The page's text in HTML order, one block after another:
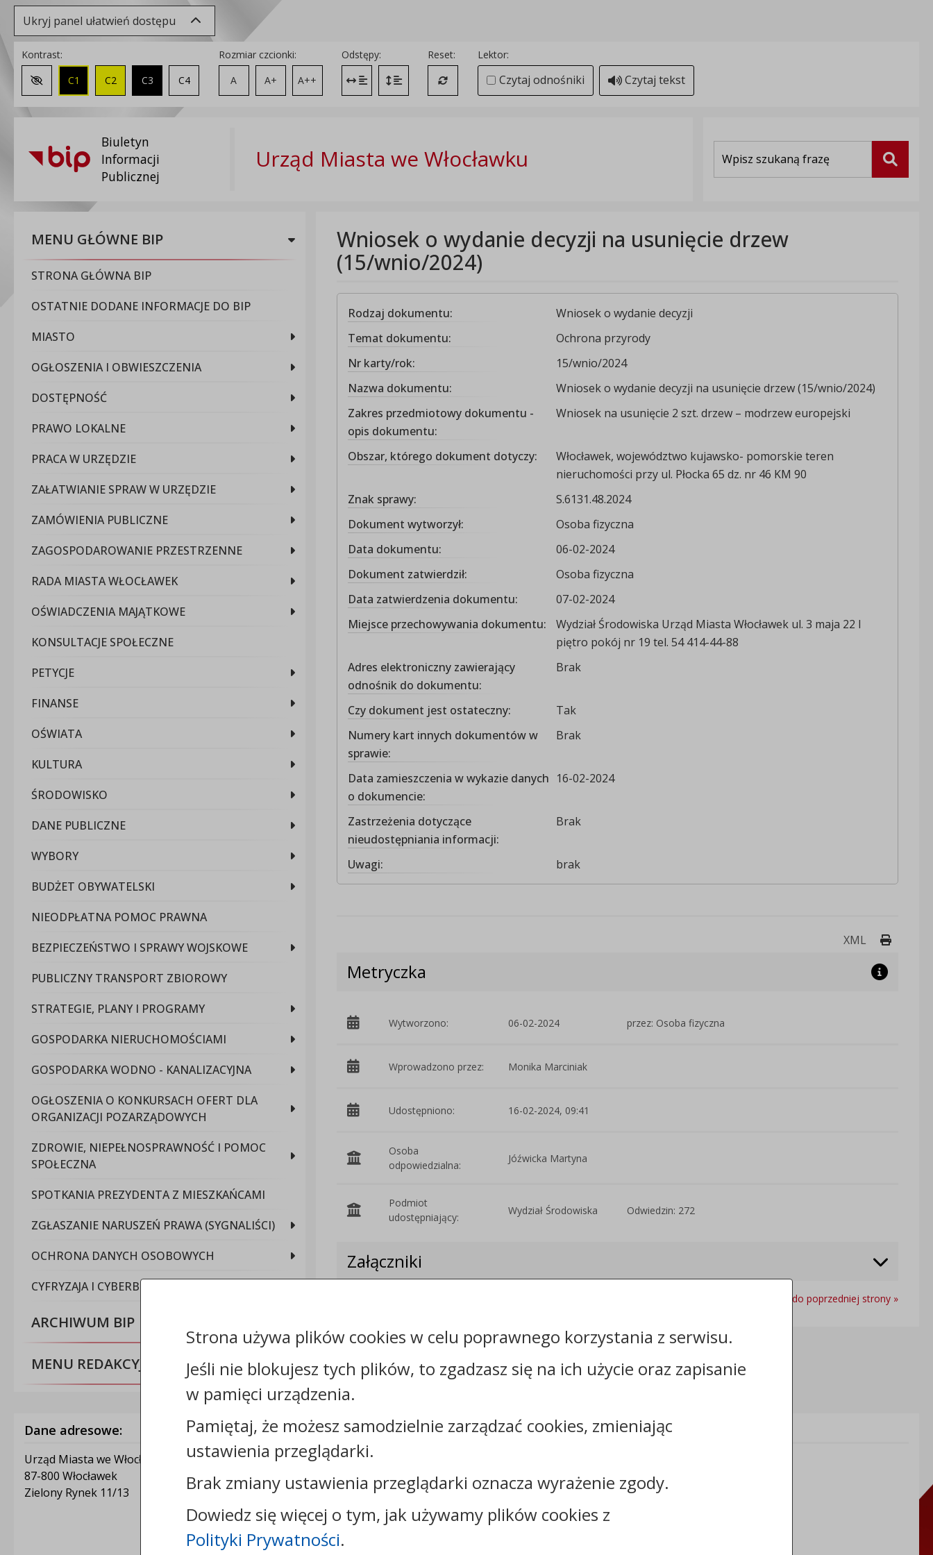
Ukryj panel ułatwień dostępu
Kontrast:
Zmień kontrast na domyślny
C1 C2 C3 C4
Rozmiar czcionki:
A
A+ A++
Odstępy:
Zmień odstęp między literami
Zmień interlinię i margines między paragrafami
Reset:
Przywróć ustawienia domyślne
Lektor:
Czytaj odnośniki Czytaj tekst
Biuletyn
Informacji
Publicznej
Urząd Miasta we Włocławku Szukaj
MENU GŁÓWNE BIP
STRONA GŁÓWNA BIP
OSTATNIE DODANE INFORMACJE DO BIP
MIASTO
OGŁOSZENIA I OBWIESZCZENIA
DOSTĘPNOŚĆ
PRAWO LOKALNE
PRACA W URZĘDZIE
ZAŁATWIANIE SPRAW W URZĘDZIE
ZAMÓWIENIA PUBLICZNE
ZAGOSPODAROWANIE PRZESTRZENNE
RADA MIASTA WŁOCŁAWEK
OŚWIADCZENIA MAJĄTKOWE
KONSULTACJE SPOŁECZNE
PETYCJE
FINANSE
OŚWIATA
KULTURA
ŚRODOWISKO
DANE PUBLICZNE
WYBORY
BUDŻET OBYWATELSKI
NIEODPŁATNA POMOC PRAWNA
BEZPIECZEŃSTWO I SPRAWY WOJSKOWE
PUBLICZNY TRANSPORT ZBIOROWY
STRATEGIE, PLANY I PROGRAMY
GOSPODARKA NIERUCHOMOŚCIAMI
GOSPODARKA WODNO - KANALIZACYJNA
OGŁOSZENIA O KONKURSACH OFERT DLA
ORGANIZACJI POZARZĄDOWYCH
ZDROWIE, NIEPEŁNOSPRAWNOŚĆ I POMOC
SPOŁECZNA
SPOTKANIA PREZYDENTA Z MIESZKAŃCAMI
ZGŁASZANIE NARUSZEŃ PRAWA (SYGNALIŚCI)
OCHRONA DANYCH OSOBOWYCH
CYFRYZAJA I CYBERBEZPIECZEŃSTWO
ARCHIWUM BIP
MENU REDAKCYJNE
Wniosek o wydanie decyzji na usunięcie drzew
(15/wnio/2024)
Rodzaj dokumentu:
Wniosek o wydanie decyzji
Temat dokumentu:
Ochrona przyrody
Nr karty/rok:
15/wnio/2024
Nazwa dokumentu:
Wniosek o wydanie decyzji na usunięcie drzew (15/wnio/2024)
Zakres przedmiotowy dokumentu -
opis dokumentu:
Wniosek na usunięcie 2 szt. drzew – modrzew europejski
Obszar, którego dokument dotyczy:
Włocławek, województwo kujawsko- pomorskie teren
nieruchomości przy ul. Płocka 65 dz. nr 46 KM 90
Znak sprawy:
S.6131.48.2024
Dokument wytworzył:
Osoba fizyczna
Data dokumentu:
06-02-2024
Dokument zatwierdził:
Osoba fizyczna
Data zatwierdzenia dokumentu:
07-02-2024
Miejsce przechowywania dokumentu:
Wydział Środowiska Urząd Miasta Włocławek ul. 3 maja 22 I
piętro pokój nr 19 tel. 54 414-44-88
Adres elektroniczny zawierający
odnośnik do dokumentu:
Brak
Czy dokument jest ostateczny:
Tak
Numery kart innych dokumentów w
sprawie:
Brak
Data zamieszczenia w wykazie danych
o dokumencie:
16-02-2024
Zastrzeżenia dotyczące
nieudostępniania informacji:
Brak
Uwagi: brak
XML Drukuj
Metryczka
Wytworzono: 06-02-2024 przez: Osoba fizyczna
Wprowadzono przez: Monika Marciniak
Udostępniono: 16-02-2024, 09:41
Osoba
odpowiedzialna:
Jóźwicka Martyna
Podmiot
udostępniający:
Wydział Środowiska Odwiedzin: 272
Załączniki
Powrót do poprzedniej strony »
Dane adresowe:
Urząd Miasta we Włocławku
87-800 Włocławek
Zielony Rynek 11/13
Kontakt:
tel.:+48544144000
faks: +48544144444
e-mail:poczta@um.wloclawek.pl
skrytka ePUAP: /umwloclawek/SkrytkaESP lub
/umwloclawek/skrytka
strona www:
Informacje dodatkowe:
REGON: 910866910
TERYT: 0464011
Strona używa plików cookies w celu poprawnego korzystania z serwisu.
Jeśli nie blokujesz tych plików, to zgadzasz się na ich użycie oraz zapisanie
w pamięci urządzenia.
Pamiętaj, że możesz samodzielnie zarządzać cookies, zmieniając
ustawienia przeglądarki.
Brak zmiany ustawienia przeglądarki oznacza wyrażenie zgody.
Dowiedz się więcej o tym, jak używamy plików cookies z
Polityki Prywatności.